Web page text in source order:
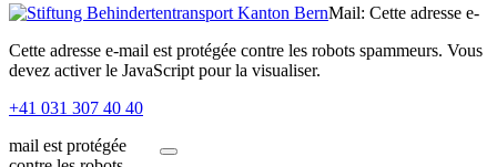
Cette adresse e-mail est protégée contre les robots spammeurs. Vous
devez activer le JavaScript pour la visualiser.
+41 031 307 40 40
Mail: Cette adresse e-
mail est protégée